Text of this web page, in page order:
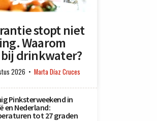
stopt niet
Waarom
drinkwater?
2026 Marta Díaz Cruces
Pinksterweekend in
en Nederland:
tot 27 graden